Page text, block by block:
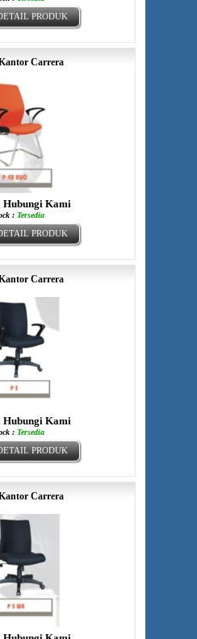
PRODUK
Carrera
Kami
: Tersedia
PRODUK
Carrera
Kami
: Tersedia
PRODUK
Carrera